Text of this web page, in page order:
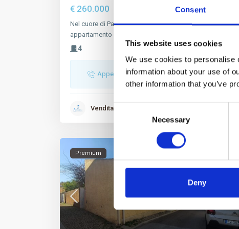
Consent
This website uses cookies
We use cookies to personalise
information about your use of
other information that you’ve
Consent
Necessary
Deny
€ 260.000
Nel cuore di Palau, in via delle Ginestre, si trova un
appartamento che accoglie con un’at
4 0
Appeler Adresse email
Vendita
Premium